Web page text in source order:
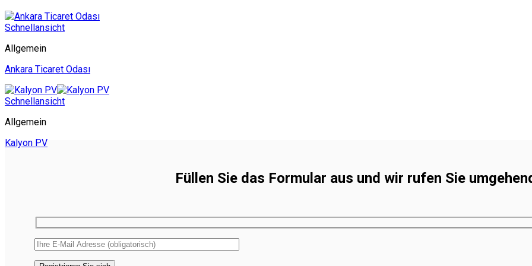
Schnellansicht
Allgemein
Ankara Ticaret Odası
Schnellansicht
Allgemein
Kalyon PV
Füllen Sie das Formular aus und wir rufen Sie